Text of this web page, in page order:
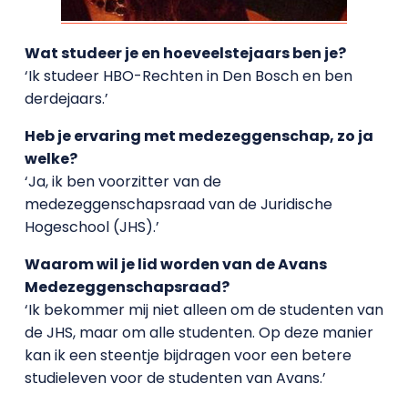
Wat studeer je en hoeveelstejaars ben je?
‘Ik studeer HBO-Rechten in Den Bosch en ben
derdejaars.’
Heb je ervaring met medezeggenschap, zo ja
welke?
‘Ja, ik ben voorzitter van de
medezeggenschapsraad van de Juridische
Hogeschool (JHS).’
Waarom wil je lid worden van de Avans
Medezeggenschapsraad?
‘Ik bekommer mij niet alleen om de studenten van
de JHS, maar om alle studenten. Op deze manier
kan ik een steentje bijdragen voor een betere
studieleven voor de studenten van Avans.’